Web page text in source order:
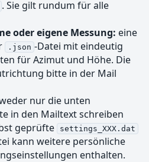
. Sie gilt rundum für alle
oder eigene Messung: eine
.json -Datei mit eindeutig
für Azimut und Höhe. Die
bitte in der Mail
nur die unten
in den Mailtext schreiben
geprüfte
settings_XXX.dat
kann weitere persönliche
enthalten.